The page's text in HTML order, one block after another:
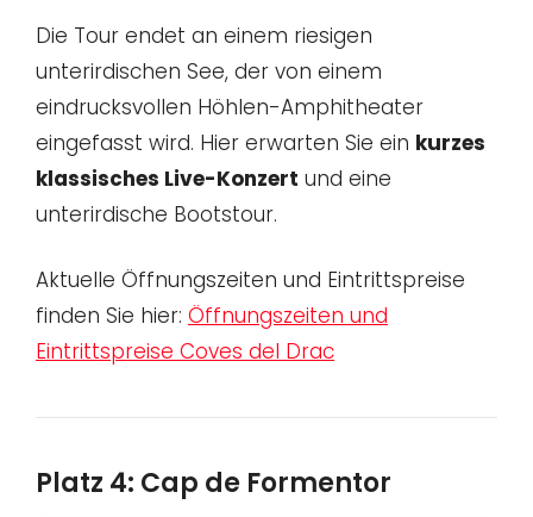
Die Tour endet an einem riesigen
unterirdischen See, der von einem
eindrucksvollen Höhlen-Amphitheater
eingefasst wird. Hier erwarten Sie ein kurzes
klassisches Live-Konzert und eine
unterirdische Bootstour.
Aktuelle Öffnungszeiten und Eintrittspreise
finden Sie hier: Öffnungszeiten und
Eintrittspreise Coves del Drac
Platz 4: Cap de Formentor